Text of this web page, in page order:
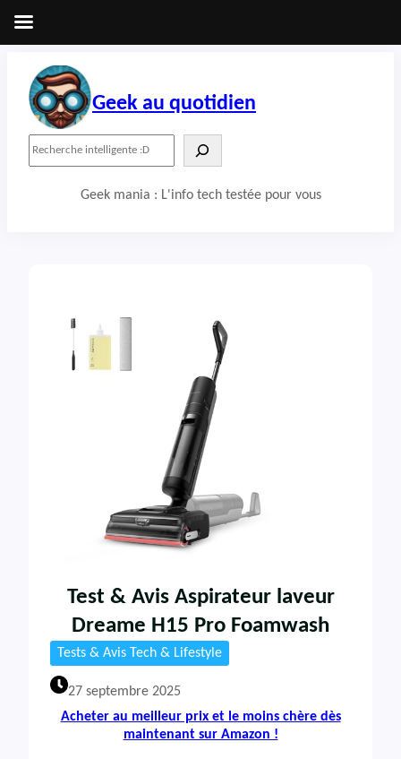
contenu
Geek au quotidien
Geek mania : L'info tech testée pour vous
Test & Avis Aspirateur laveur
Dreame H15 Pro Foamwash
Tests & Avis Tech & Lifestyle
27 septembre 2025
Acheter au meilleur prix et le moins chère dès
maintenant sur Amazon !